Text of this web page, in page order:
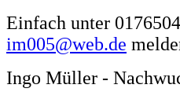
Einfach unter
im005@web.de
Ingo Müller -